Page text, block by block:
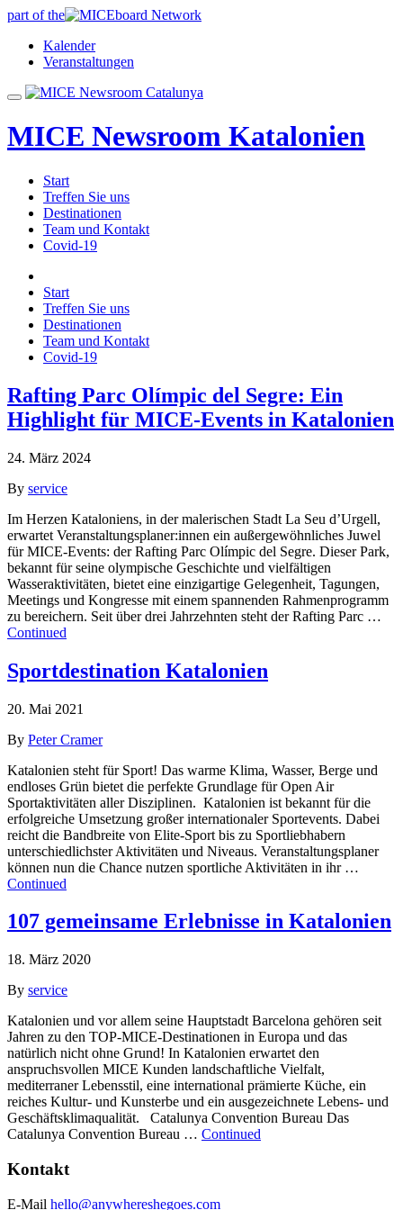
part of the
Kalender
Veranstaltungen
MICE Newsroom Katalonien
Start
Treffen Sie uns
Destinationen
Team und Kontakt
Covid-19
Start
Treffen Sie uns
Destinationen
Team und Kontakt
Covid-19
Rafting Parc Olímpic del Segre: Ein
Highlight für MICE-Events in Katalonien
24. März 2024
By service
Im Herzen Kataloniens, in der malerischen Stadt La Seu d’Urgell,
erwartet Veranstaltungsplaner:innen ein außergewöhnliches Juwel
für MICE-Events: der Rafting Parc Olímpic del Segre. Dieser Park,
bekannt für seine olympische Geschichte und vielfältigen
Wasseraktivitäten, bietet eine einzigartige Gelegenheit, Tagungen,
Meetings und Kongresse mit einem spannenden Rahmenprogramm
zu bereichern. Seit über drei Jahrzehnten steht der Rafting Parc …
Continued
Sportdestination Katalonien
20. Mai 2021
By Peter Cramer
Katalonien steht für Sport! Das warme Klima, Wasser, Berge und
endloses Grün bietet die perfekte Grundlage für Open Air
Sportaktivitäten aller Disziplinen. Katalonien ist bekannt für die
erfolgreiche Umsetzung großer internationaler Sportevents. Dabei
reicht die Bandbreite von Elite-Sport bis zu Sportliebhabern
unterschiedlichster Aktivitäten und Niveaus. Veranstaltungsplaner
können nun die Chance nutzen sportliche Aktivitäten in ihr …
Continued
107 gemeinsame Erlebnisse in Katalonien
18. März 2020
By service
Katalonien und vor allem seine Hauptstadt Barcelona gehören seit
Jahren zu den TOP-MICE-Destinationen in Europa und das
natürlich nicht ohne Grund! In Katalonien erwartet den
anspruchsvollen MICE Kunden landschaftliche Vielfalt,
mediterraner Lebensstil, eine international prämierte Küche, ein
reiches Kultur- und Kunsterbe und ein ausgezeichnete Lebens- und
Geschäftsklimaqualität. Catalunya Convention Bureau Das
Catalunya Convention Bureau … Continued
Kontakt
E-Mail hello@anywhereshegoes.com